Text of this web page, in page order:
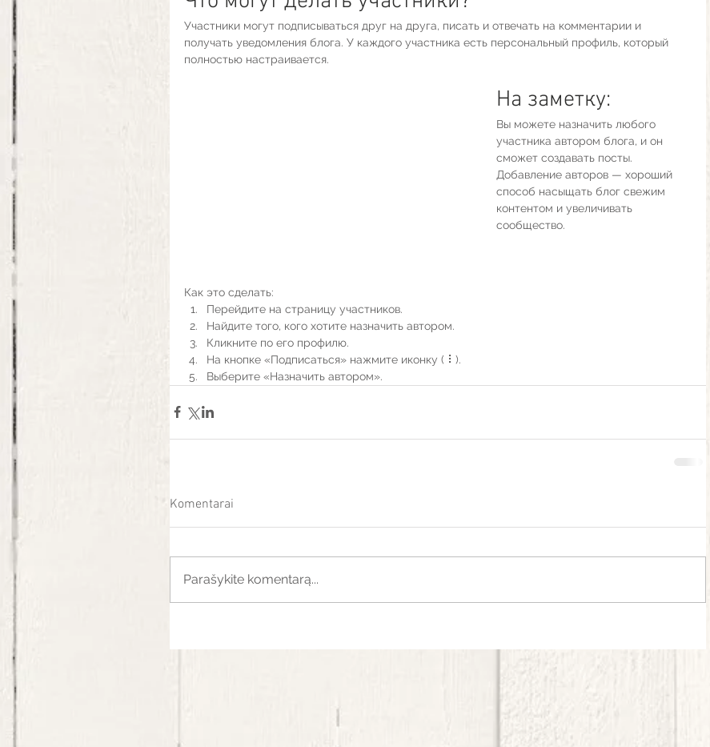
Участники могут подписываться друг на друга, писать и отвечать на комментарии и
получать уведомления блога. У каждого участника есть персональный профиль, который
полностью настраивается.
На заметку:
Вы можете назначить любого
участника автором блога, и он
сможет создавать посты.
Добавление авторов — хороший
способ насыщать блог свежим
контентом и увеличивать
сообщество.
Как это сделать:
Перейдите на страницу участников.
Найдите того, кого хотите назначить автором.
Кликните по его профилю.
На кнопке «Подписаться» нажмите иконку ( ⠇).
Выберите «Назначить автором».
Komentarai
Parašykite komentarą...